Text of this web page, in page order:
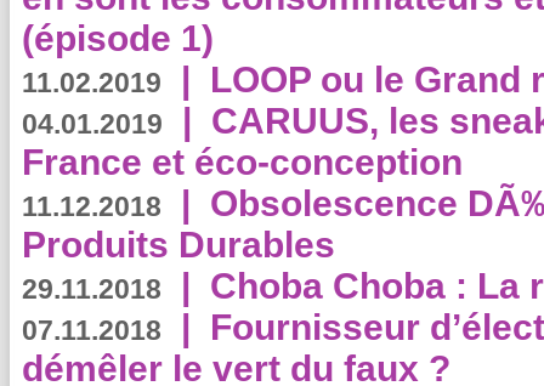
(épisode 1)
11.02.2019 | LOOP ou le Grand
04.01.2019 | CARUUS, les
France et éco-conception
11.12.2018 | Obsolescence
Produits Durables
29.11.2018 | Choba Choba : La
07.11.2018 | Fournisseur
démêler le vert du faux ?